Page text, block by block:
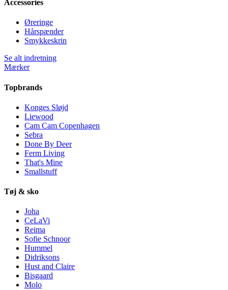
Accessories
Øreringe
Hårspænder
Smykkeskrin
Se alt indretning
Mærker
Topbrands
Konges Sløjd
Liewood
Cam Cam Copenhagen
Sebra
Done By Deer
Ferm Living
That's Mine
Smallstuff
Tøj & sko
Joha
CeLaVi
Reima
Sofie Schnoor
Hummel
Didriksons
Hust and Claire
Bisgaard
Molo